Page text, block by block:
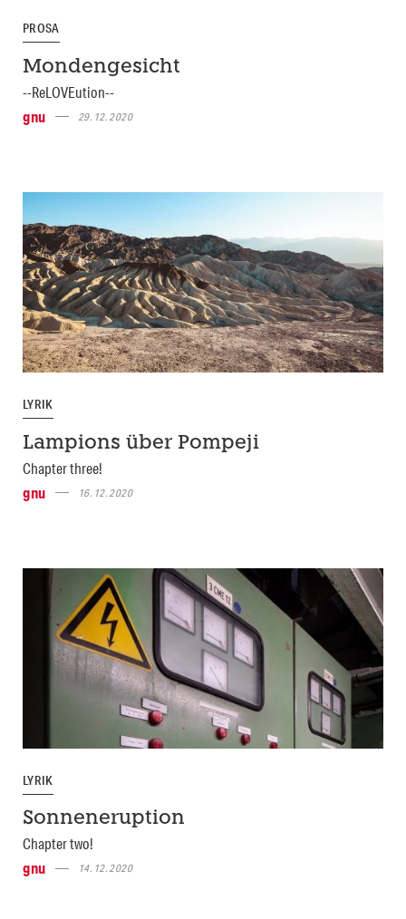
PROSA
Mondengesicht
--ReLOVEution--
gnu
29.12.2020
LYRIK
Lampions über Pompeji
Chapter three!
gnu
16.12.2020
LYRIK
Sonneneruption
Chapter two!
gnu
14.12.2020